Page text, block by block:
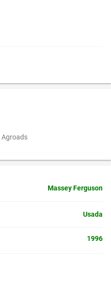
Agroads
Massey Ferguson
Usada
1996